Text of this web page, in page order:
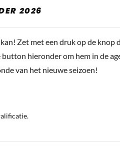
2026
Zet met een druk op de knop
hieronder om hem in de
van het nieuwe seizoen!